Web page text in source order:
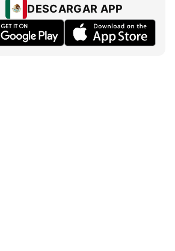
DESCARGAR APP